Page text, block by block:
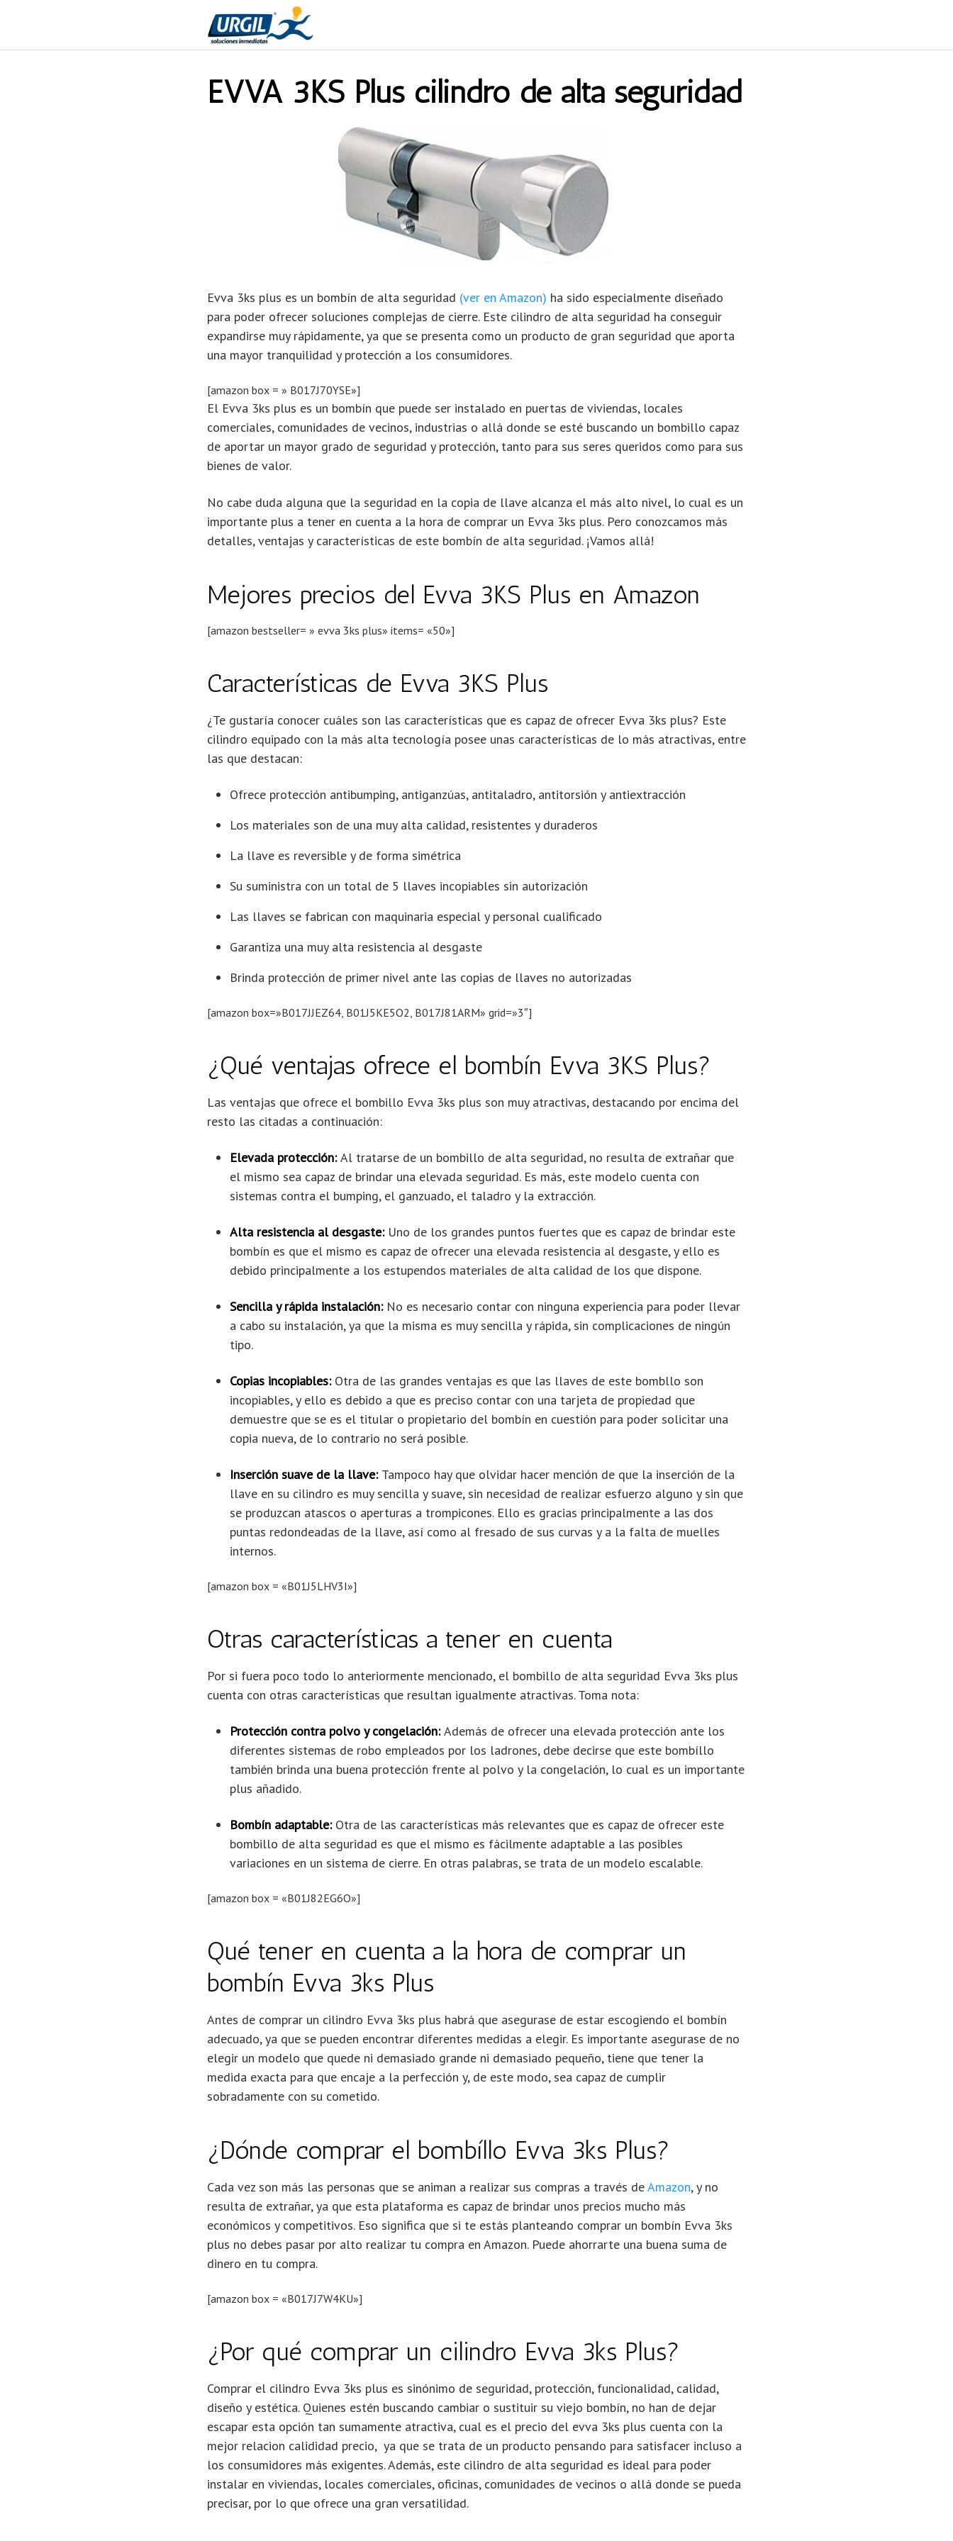
EVVA 3KS Plus cilindro de alta seguridad
Evva 3ks plus es un bombín de alta seguridad (ver en Amazon) ha sido especialmente diseñado
para poder ofrecer soluciones complejas de cierre. Este cilindro de alta seguridad ha conseguir
expandirse muy rápidamente, ya que se presenta como un producto de gran seguridad que aporta
una mayor tranquilidad y protección a los consumidores.
[amazon box = » B017J70YSE»]
El Evva 3ks plus es un bombín que puede ser instalado en puertas de viviendas, locales
comerciales, comunidades de vecinos, industrias o allá donde se esté buscando un bombillo capaz
de aportar un mayor grado de seguridad y protección, tanto para sus seres queridos como para sus
bienes de valor.
No cabe duda alguna que la seguridad en la copia de llave alcanza el más alto nivel, lo cual es un
importante plus a tener en cuenta a la hora de comprar un Evva 3ks plus. Pero conozcamos más
detalles, ventajas y características de este bombín de alta seguridad. ¡Vamos allá!
Mejores precios del Evva 3KS Plus en Amazon
[amazon bestseller= » evva 3ks plus» items= «50»]
Características de Evva 3KS Plus
¿Te gustaría conocer cuáles son las características que es capaz de ofrecer Evva 3ks plus? Este
cilindro equipado con la más alta tecnología posee unas características de lo más atractivas, entre
las que destacan:
Ofrece protección antibumping, antiganzúas, antitaladro, antitorsión y antiextracción
Los materiales son de una muy alta calidad, resistentes y duraderos
La llave es reversible y de forma simétrica
Su suministra con un total de 5 llaves incopiables sin autorización
Las llaves se fabrican con maquinaria especial y personal cualificado
Garantiza una muy alta resistencia al desgaste
Brinda protección de primer nivel ante las copias de llaves no autorizadas
[amazon box=»B017JJEZ64, B01J5KE5O2, B017J81ARM» grid=»3″]
¿Qué ventajas ofrece el bombín Evva 3KS Plus?
Las ventajas que ofrece el bombillo Evva 3ks plus son muy atractivas, destacando por encima del
resto las citadas a continuación:
Elevada protección:Al tratarse de un bombillo de alta seguridad, no resulta de extrañar que
el mismo sea capaz de brindar una elevada seguridad. Es más, este modelo cuenta con
sistemas contra el bumping, el ganzuado, el taladro y la extracción.
Alta resistencia al desgaste: Uno de los grandes puntos fuertes que es capaz de brindar este
bombín es que el mismo es capaz de ofrecer una elevada resistencia al desgaste, y ello es
debido principalmente a los estupendos materiales de alta calidad de los que dispone.
Sencilla y rápida instalación: No es necesario contar con ninguna experiencia para poder llevar
a cabo su instalación, ya que la misma es muy sencilla y rápida, sin complicaciones de ningún
tipo.
Copias incopiables: Otra de las grandes ventajas es que las llaves de este bombllo son
incopiables, y ello es debido a que es preciso contar con una tarjeta de propiedad que
demuestre que se es el titular o propietario del bombín en cuestión para poder solicitar una
copia nueva, de lo contrario no será posible.
Inserción suave de la llave: Tampoco hay que olvidar hacer mención de que la inserción de la
llave en su cilindro es muy sencilla y suave, sin necesidad de realizar esfuerzo alguno y sin que
se produzcan atascos o aperturas a trompicones. Ello es gracias principalmente a las dos
puntas redondeadas de la llave, así como al fresado de sus curvas y a la falta de muelles
internos.
[amazon box = «B01J5LHV3I»]
Otras características a tener en cuenta
Por si fuera poco todo lo anteriormente mencionado, el bombillo de alta seguridad Evva 3ks plus
cuenta con otras características que resultan igualmente atractivas. Toma nota:
Protección contra polvo y congelación:Además de ofrecer una elevada protección ante los
diferentes sistemas de robo empleados por los ladrones, debe decirse que este bombíllo
también brinda una buena protección frente al polvo y la congelación, lo cual es un importante
plus añadido.
Bombín adaptable: Otra de las características más relevantes que es capaz de ofrecer este
bombillo de alta seguridad es que el mismo es fácilmente adaptable a las posibles
variaciones en un sistema de cierre. En otras palabras, se trata de un modelo escalable.
[amazon box = «B01J82EG6O»]
Qué tener en cuenta a la hora de comprar un
bombín Evva 3ks Plus
Antes de comprar un cilindro Evva 3ks plus habrá que asegurase de estar escogiendo el bombín
adecuado, ya que se pueden encontrar diferentes medidas a elegir. Es importante asegurase de no
elegir un modelo que quede ni demasiado grande ni demasiado pequeño, tiene que tener la
medida exacta para que encaje a la perfección y, de este modo, sea capaz de cumplir
sobradamente con su cometido.
¿Dónde comprar el bombíllo Evva 3ks Plus?
Cada vez son más las personas que se animan a realizar sus compras a través deAmazon, y no
resulta de extrañar, ya que esta plataforma es capaz de brindar unos precios mucho más
económicos y competitivos. Eso significa que si te estás planteando comprar un bombín Evva 3ks
plus no debes pasar por alto realizar tu compra en Amazon. Puede ahorrarte una buena suma de
dinero en tu compra.
[amazon box = «B017J7W4KU»]
¿Por qué comprar un cilindro Evva 3ks Plus?
Comprar el cilindro Evva 3ks plus es sinónimo de seguridad, protección, funcionalidad, calidad,
diseño y estética. Quienes estén buscando cambiar o sustituir su viejo bombín, no han de dejar
escapar esta opción tan sumamente atractiva, cual es el precio del evva 3ks plus cuenta con la
mejor relacion calididad precio, ya que se trata de un producto pensando para satisfacer incluso a
los consumidores más exigentes. Además, este cilindro de alta seguridad es ideal para poder
instalar en viviendas, locales comerciales, oficinas, comunidades de vecinos o allá donde se pueda
precisar, por lo que ofrece una gran versatilidad.